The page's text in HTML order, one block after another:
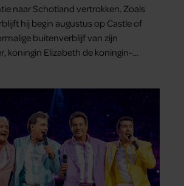
naar Schotland vertrokken. Zoals
hij begin augustus op Castle of
buitenverblijf van zijn
koningin Elizabeth de koningin-